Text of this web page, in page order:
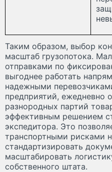
Таким образом, выбор
масштаб грузопотока.
отправками по
выгоднее работать
надежными
предприятий, ежедневно
разнородных партий
эффективным решением
экспедитора. Это
транспортными рисками
стандартизировать
масштабировать
собственного штата.